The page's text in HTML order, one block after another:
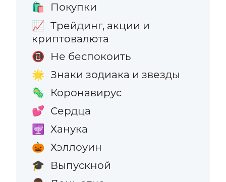
🛍️ Покупки
📈 Трейдинг, акции и
криптовалюта
📵 Не беспокоить
🌟 Знаки зодиака и звезды
🦠 Коронавирус
💕 Сердца
🕎 Ханука
🎃 Хэллоуин
🎓 Выпускной